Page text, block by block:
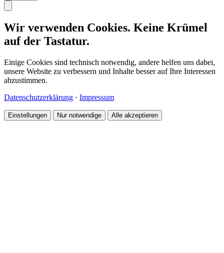
Wir verwenden Cookies. Keine Krümel
auf der Tastatur.
Einige Cookies sind technisch notwendig, andere helfen uns dabei,
unsere Website zu verbessern und Inhalte besser auf Ihre Interessen
abzustimmen.
Datenschutzerklärung · Impressum
Einstellungen Nur notwendige Alle akzeptieren